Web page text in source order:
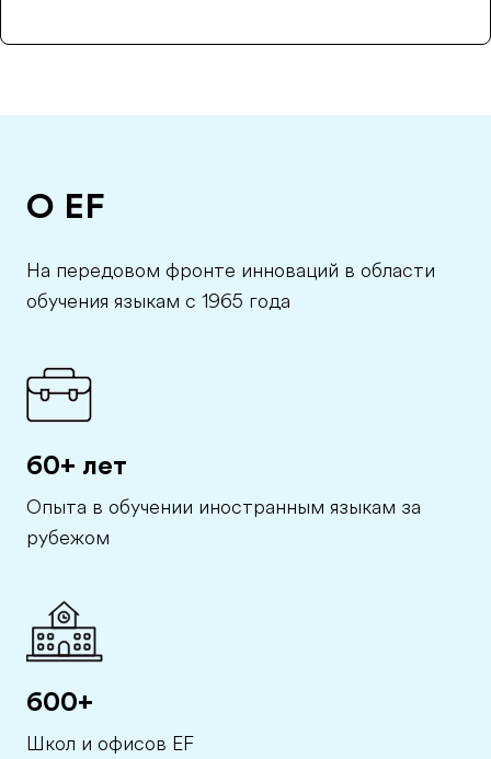
О EF
На передовом фронте инноваций в области
обучения языкам с 1965 года
60+ лет
Опыта в обучении иностранным языкам за
рубежом
600+
Школ и офисов EF